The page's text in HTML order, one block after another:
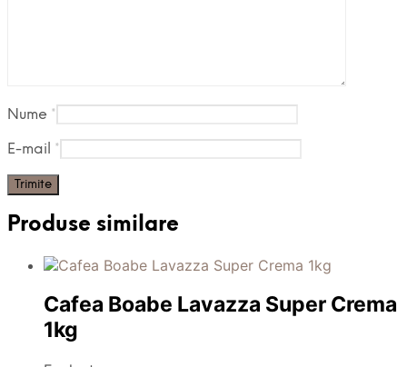
Nume *
E-mail *
Produse similare
Cafea Boabe Lavazza Super Crema
1kg